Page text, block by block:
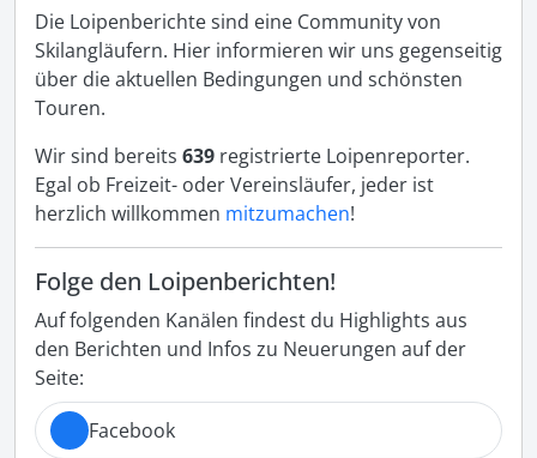
Die Loipenberichte sind eine Community von
Skilangläufern. Hier informieren wir uns gegenseitig
über die aktuellen Bedingungen und schönsten
Touren.
Wir sind bereits 639 registrierte Loipenreporter.
Egal ob Freizeit- oder Vereinsläufer, jeder ist
herzlich willkommen mitzumachen!
Folge den Loipenberichten!
Auf folgenden Kanälen findest du Highlights aus
den Berichten und Infos zu Neuerungen auf der
Seite:
Facebook